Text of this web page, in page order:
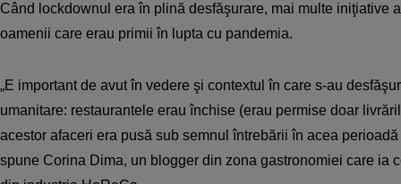
Când lockdownul era în plină desfăşurare, mai multe iniţiative
oamenii care erau primii în lupta cu pandemia.
„E important de avut în vedere şi contextul în care s-au
umanitare: restaurantele erau închise (erau permise doar
acestor afaceri era pusă sub semnul întrebării în acea
spune Corina Dima, un blogger din zona gastronomiei care ia